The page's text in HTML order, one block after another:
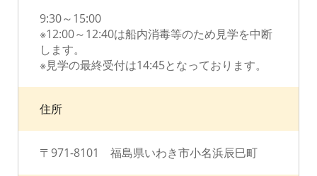
9:30～15:00
※12:00～12:40は船内消毒等のため見学を中断
します。
※見学の最終受付は14:45となっております。
住所
〒971-8101 福島県いわき市小名浜辰巳町